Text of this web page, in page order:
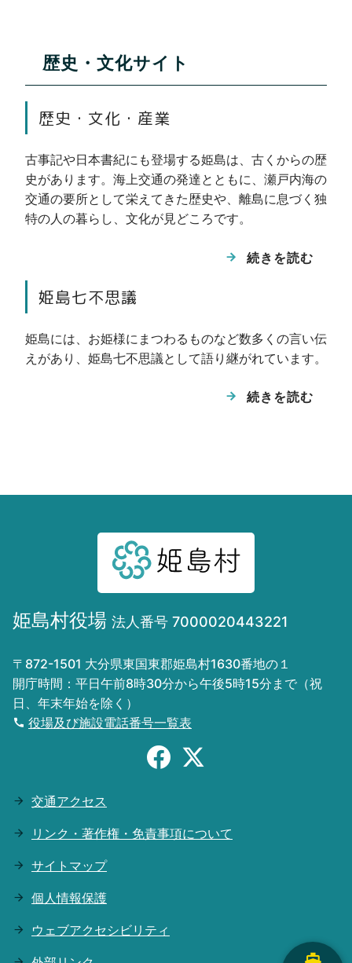
模様が特徴の金溶岩は、角閃石を含むデイサ
しています。 東浦漁港（金）の海岸沿いに
は、金火山の活動に関連した火砕岩が分布し
ています。
稲積火山
稲積火山は、拍子水の付近から見ると、中央
部の火口跡が窪んだ台形をしています。 稲
積溶岩からなる断崖の上には姫島灯台が建て
られています。
牡蠣
のや動物の骨の形など、様々な形状のものが
見つかっています。
拍子水
島の北東部では、「拍子水」と呼ばれる鉱泉
24.9℃、二酸化炭素を多く含む炭酸水素塩
冷鉱泉です。
哺乳類化石（ナウマンゾウ他）
みられる海食崖で、崖の表面のボコボコとし
ことから、鷹の巣（たかのす）と呼ばれてい
関連するジオサイト等： 鷹の巣
高さ40m、幅120mにおよびます。また、海
食崖には複数の海食洞があります。
関連するジオサイト等： 観音崎、千人堂
姫島灯台下の海食洞と柱岳
渡り蝶のアサギマダラは、5月頃、姫島に自
生するスナビキソウの蜜を求めて、南の地か
ら飛来し、姫島で休息したのち、 涼しい北
の地に向かって飛び立ちます。10月頃、その
世代を交代した蝶が、北から南へと向かう途
蜜を求めて、姫島で休息します。
地（春）、アサギマダラ休息地（秋）
ミサゴやハヤブサなどの猛禽類が生息してい
海食崖「鷹の巣」で営巣します。
関連するジオサイト等： 観音崎、鷹の巣
植物
スダジイ（村指定天然記念物）
歴史・文化サイト
歴史・文化・産業
古事記や日本書紀にも登場する姫島は、古くからの歴
史があります。海上交通の発達とともに、瀬戸内海の
交通の要所として栄えてきた歴史や、離島に息づく独
特の人の暮らし、文化が見どころです。
続きを読む
用作遺跡
縄文時代晩期の遺跡で、矢筈岳の北西の平坦
な台地に位置しており、1988年に発掘調査
になっています。この遺跡では、姫島の黒曜
石を使った石器生産が行われており、 矢じ
展示しています。
姫島庄屋古庄家（村指定有形文化財）
姫島七不思議
姫島には、お姫様にまつわるものなど数多くの言い伝
えがあり、姫島七不思議として語り継がれています。
続きを読む
観音崎に馬頭観世音を祀った小さなお堂があ
千人かくまうことができるといういわれか
浮洲
姫島村役場 法人番号 7000020443221
〒872-1501 大分県東国東郡姫島村1630番地の１
開庁時間：平日午前8時30分から午後5時15分まで（祝
日、年末年始を除く）
役場及び施設電話番号一覧表
交通アクセス
リンク・著作権・免責事項について
サイトマップ
個人情報保護
ウェブアクセシビリティ